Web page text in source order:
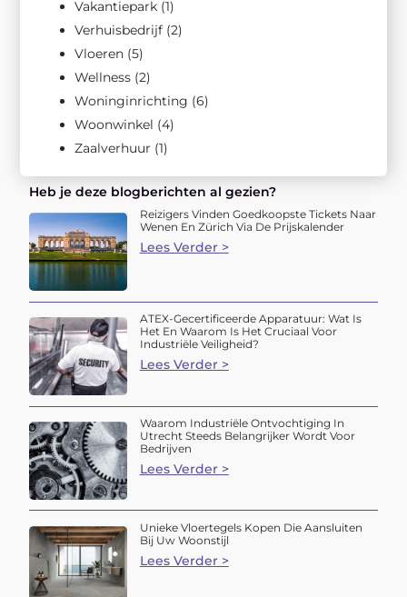
Vakantiepark (1)
Verhuisbedrijf (2)
Vloeren (5)
Wellness (2)
Woninginrichting (6)
Woonwinkel (4)
Zaalverhuur (1)
Heb je deze blogberichten al gezien?
Reizigers Vinden Goedkoopste Tickets Naar
Wenen En Zürich Via De Prijskalender
Lees Verder >
ATEX-Gecertificeerde Apparatuur: Wat Is
Het En Waarom Is Het Cruciaal Voor
Industriële Veiligheid?
Lees Verder >
Waarom Industriële Ontvochtiging In
Utrecht Steeds Belangrijker Wordt Voor
Bedrijven
Lees Verder >
Unieke Vloertegels Kopen Die Aansluiten
Bij Uw Woonstijl
Lees Verder >